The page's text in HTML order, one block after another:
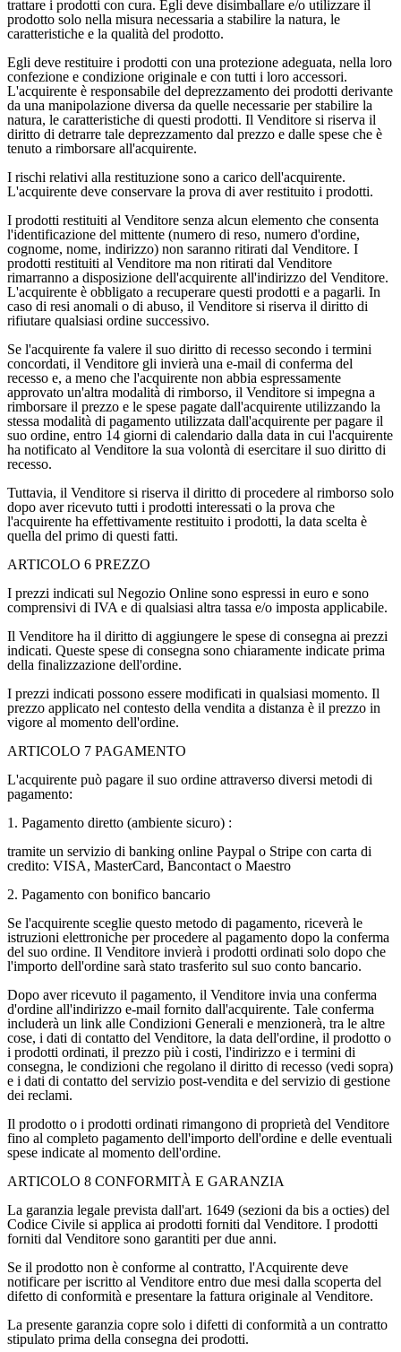
trattare i prodotti con cura. Egli deve disimballare e/o utilizzare il
prodotto solo nella misura necessaria a stabilire la natura, le
caratteristiche e la qualità del prodotto.
Egli deve restituire i prodotti con una protezione adeguata, nella loro
confezione e condizione originale e con tutti i loro accessori.
L'acquirente è responsabile del deprezzamento dei prodotti derivante
da una manipolazione diversa da quelle necessarie per stabilire la
natura, le caratteristiche di questi prodotti. Il Venditore si riserva il
diritto di detrarre tale deprezzamento dal prezzo e dalle spese che è
tenuto a rimborsare all'acquirente.
I rischi relativi alla restituzione sono a carico dell'acquirente.
L'acquirente deve conservare la prova di aver restituito i prodotti.
I prodotti restituiti al Venditore senza alcun elemento che consenta
l'identificazione del mittente (numero di reso, numero d'ordine,
cognome, nome, indirizzo) non saranno ritirati dal Venditore. I
prodotti restituiti al Venditore ma non ritirati dal Venditore
rimarranno a disposizione dell'acquirente all'indirizzo del Venditore.
L'acquirente è obbligato a recuperare questi prodotti e a pagarli. In
caso di resi anomali o di abuso, il Venditore si riserva il diritto di
rifiutare qualsiasi ordine successivo.
Se l'acquirente fa valere il suo diritto di recesso secondo i termini
concordati, il Venditore gli invierà una e-mail di conferma del
recesso e, a meno che l'acquirente non abbia espressamente
approvato un'altra modalità di rimborso, il Venditore si impegna a
rimborsare il prezzo e le spese pagate dall'acquirente utilizzando la
stessa modalità di pagamento utilizzata dall'acquirente per pagare il
suo ordine, entro 14 giorni di calendario dalla data in cui l'acquirente
ha notificato al Venditore la sua volontà di esercitare il suo diritto di
recesso.
Tuttavia, il Venditore si riserva il diritto di procedere al rimborso solo
dopo aver ricevuto tutti i prodotti interessati o la prova che
l'acquirente ha effettivamente restituito i prodotti, la data scelta è
quella del primo di questi fatti.
ARTICOLO 6 PREZZO
I prezzi indicati sul Negozio Online sono espressi in euro e sono
comprensivi di IVA e di qualsiasi altra tassa e/o imposta applicabile.
Il Venditore ha il diritto di aggiungere le spese di consegna ai prezzi
indicati. Queste spese di consegna sono chiaramente indicate prima
della finalizzazione dell'ordine.
I prezzi indicati possono essere modificati in qualsiasi momento. Il
prezzo applicato nel contesto della vendita a distanza è il prezzo in
vigore al momento dell'ordine.
ARTICOLO 7 PAGAMENTO
L'acquirente può pagare il suo ordine attraverso diversi metodi di
pagamento:
1. Pagamento diretto (ambiente sicuro) :
tramite un servizio di banking online Paypal o Stripe con carta di
credito: VISA, MasterCard, Bancontact o Maestro
2. Pagamento con bonifico bancario
Se l'acquirente sceglie questo metodo di pagamento, riceverà le
istruzioni elettroniche per procedere al pagamento dopo la conferma
del suo ordine. Il Venditore invierà i prodotti ordinati solo dopo che
l'importo dell'ordine sarà stato trasferito sul suo conto bancario.
Dopo aver ricevuto il pagamento, il Venditore invia una conferma
d'ordine all'indirizzo e-mail fornito dall'acquirente. Tale conferma
includerà un link alle Condizioni Generali e menzionerà, tra le altre
cose, i dati di contatto del Venditore, la data dell'ordine, il prodotto o
i prodotti ordinati, il prezzo più i costi, l'indirizzo e i termini di
consegna, le condizioni che regolano il diritto di recesso (vedi sopra)
e i dati di contatto del servizio post-vendita e del servizio di gestione
dei reclami.
Il prodotto o i prodotti ordinati rimangono di proprietà del Venditore
fino al completo pagamento dell'importo dell'ordine e delle eventuali
spese indicate al momento dell'ordine.
ARTICOLO 8 CONFORMITÀ E GARANZIA
La garanzia legale prevista dall'art. 1649 (sezioni da bis a octies) del
Codice Civile si applica ai prodotti forniti dal Venditore. I prodotti
forniti dal Venditore sono garantiti per due anni.
Se il prodotto non è conforme al contratto, l'Acquirente deve
notificare per iscritto al Venditore entro due mesi dalla scoperta del
difetto di conformità e presentare la fattura originale al Venditore.
La presente garanzia copre solo i difetti di conformità a un contratto
stipulato prima della consegna dei prodotti.